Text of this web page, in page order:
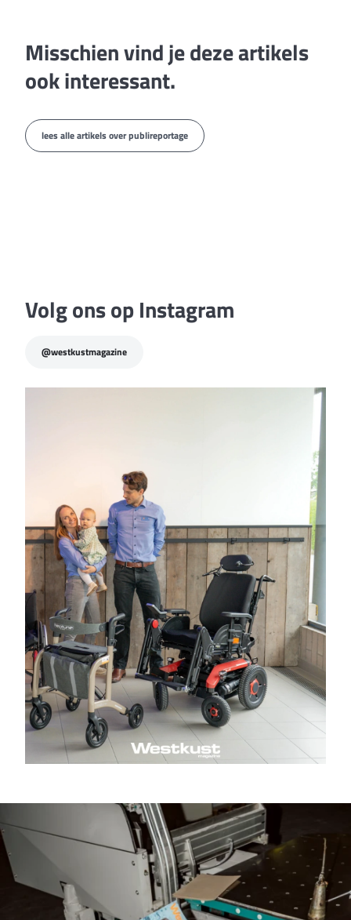
Misschien vind je deze artikels
ook interessant.
lees alle artikels over publireportage
Volg ons op Instagram
@westkustmagazine